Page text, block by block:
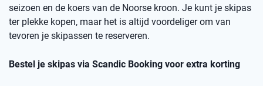
seizoen en de koers van de Noorse kroon. Je kunt je skipas
ter plekke kopen, maar het is altijd voordeliger om van
tevoren je skipassen te reserveren.
Bestel je skipas via Scandic Booking voor extra korting